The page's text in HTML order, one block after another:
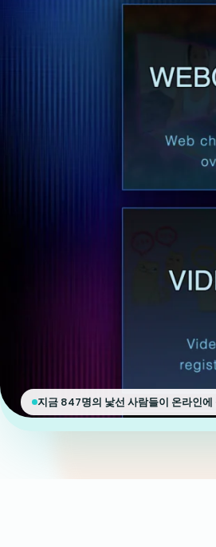
지금 847명의 낯선 사람들이 온라인에